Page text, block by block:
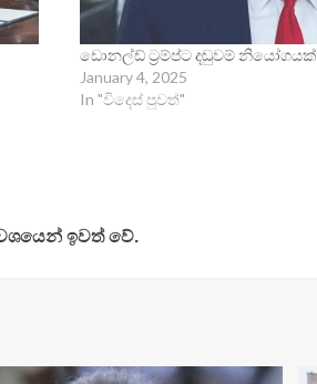
ඩොනල්ඩ් ට්‍රම්ප්ට දඬුවම් නියෝගයක්
January 4, 2025
In "විදෙස් පුවත්"
ඉවත් වේ.